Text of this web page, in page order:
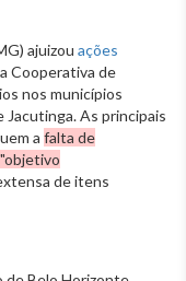
ajuizou ações
Cooperativa de
nos municípios
As principais
a falta de
de itens